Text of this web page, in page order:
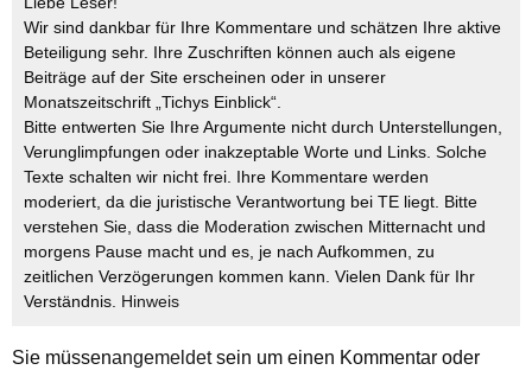
Wir sind dankbar für Ihre Kommentare und schätzen Ihre aktive
Beteiligung sehr. Ihre Zuschriften können auch als eigene
Beiträge auf der Site erscheinen oder in unserer
Monatszeitschrift „Tichys Einblick“.
Bitte entwerten Sie Ihre Argumente nicht durch Unterstellungen,
Verunglimpfungen oder inakzeptable Worte und Links. Solche
Texte schalten wir nicht frei. Ihre Kommentare werden
moderiert, da die juristische Verantwortung bei TE liegt. Bitte
verstehen Sie, dass die Moderation zwischen Mitternacht und
morgens Pause macht und es, je nach Aufkommen, zu
zeitlichen Verzögerungen kommen kann. Vielen Dank für Ihr
Verständnis. Hinweis
Sie müssenangemeldetsein um einen Kommentar oder